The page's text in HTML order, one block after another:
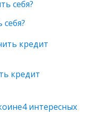
кредит
4 интересных